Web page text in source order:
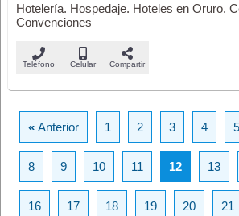
Hotelería. Hospedaje. Hoteles en Oruro.
Convenciones
Teléfono Celular Compartir
«Anterior 1 2 3 4 5
8 9 10 11 12 13
16 17 18 19 20 21